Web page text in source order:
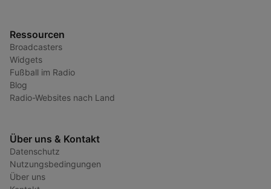
Ressourcen
Broadcasters
Widgets
Fußball im Radio
Blog
Radio-Websites nach Land
Über uns & Kontakt
Datenschutz
Nutzungsbedingungen
Über uns